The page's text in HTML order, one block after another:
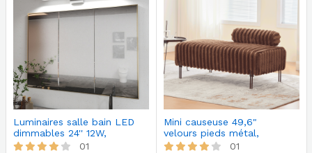
Luminaires salle bain LED
dimmables 24'' 12W,
chromé, …
01
Mini causeuse 49,6"
velours pieds métal,
dossier ajust…01